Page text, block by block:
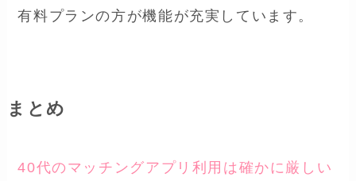
有料プランの方が機能が充実しています。
まとめ
40代のマッチングアプリ利用は確かに厳しい